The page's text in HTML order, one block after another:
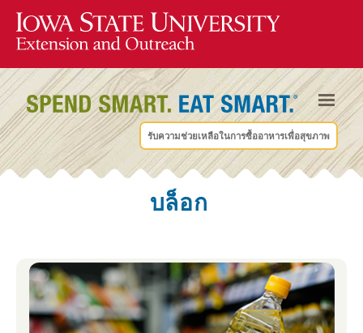
รับความช่วยเหลือในการซื้ออาหารเพื่อสุขภาพ
บล็อก